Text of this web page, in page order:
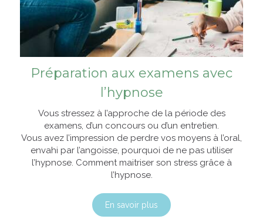
Préparation aux examens avec
l’hypnose
Vous stressez à l’approche de la période des
examens, d’un concours ou d’un entretien.
Vous avez l’impression de perdre vos moyens à l’oral,
envahi par l’angoisse, pourquoi de ne pas utiliser
l’hypnose. Comment maitriser son stress grâce à
l’hypnose.
En savoir plus